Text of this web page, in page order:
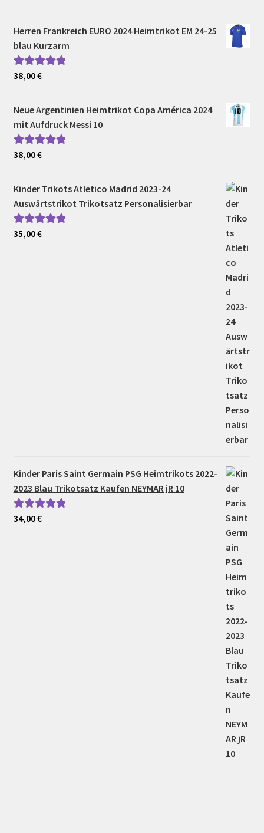
Herren Frankreich EURO 2024 Heimtrikot EM 24-25
blau Kurzarm
Bewertet mit
38,00€
Neue Argentinien Heimtrikot Copa América 2024
mit Aufdruck Messi 10
Bewertet mit
38,00€
Kinder Trikots Atletico Madrid 2023-24
Auswärtstrikot Trikotsatz Personalisierbar
Bewertet mit
35,00€
Kinder Paris Saint Germain PSG Heimtrikots 2022-
2023 Blau Trikotsatz Kaufen NEYMAR jR 10
Bewertet mit
34,00€